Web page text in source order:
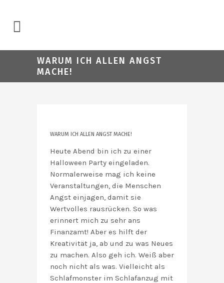
WARUM ICH ALLEN ANGST
MACHE!
WARUM ICH ALLEN ANGST MACHE!
Heute Abend bin ich zu einer
Halloween Party eingeladen.
Normalerweise mag ich keine
Veranstaltungen, die Menschen
Angst einjagen, damit sie
Wertvolles rausrücken. So was
erinnert mich zu sehr ans
Finanzamt! Aber es hilft der
Kreativität ja, ab und zu was Neues
zu machen. Also geh ich. Weiß aber
noch nicht als was. Vielleicht als
Schlafmonster im Schlafanzug mit